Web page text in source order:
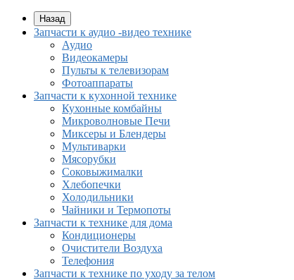
Назад
Запчасти к аудио -видео технике
Аудио
Видеокамеры
Пульты к телевизорам
Фотоаппараты
Запчасти к кухонной технике
Кухонные комбайны
Микроволновые Печи
Миксеры и Блендеры
Мультиварки
Мясорубки
Соковыжималки
Хлебопечки
Холодильники
Чайники и Термопоты
Запчасти к технике для дома
Кондиционеры
Очистители Воздуха
Телефония
Запчасти к технике по уходу за телом